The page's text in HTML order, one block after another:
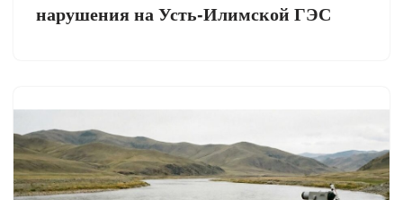
нарушения на Усть-Илимской ГЭС